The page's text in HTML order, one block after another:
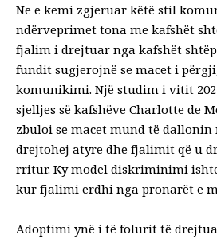
Ne e kemi zgjeruar këtë stil
ndërveprimet tona me kafshët
fjalim i drejtuar nga kafshët
fundit sugjerojnë se macet i
komunikimi. Një studim i vitit
sjelljes së kafshëve Charlotte de
zbuloi se macet mund të
drejtohej atyre dhe fjalimit që u
rritur. Ky model diskriminimi
kur fjalimi erdhi nga pronarët e
Adoptimi ynë i të folurit të